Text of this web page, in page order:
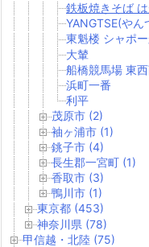
鉄板焼きそば
YANGTSE(やん
東魁楼 シャポ
大輦
船橋競馬場 東
浜町一番
利平
茂原市 (2)
袖ヶ浦市 (1)
銚子市 (4)
長生郡一宮町 (1)
香取市 (3)
鴨川市 (1)
東京都 (453)
神奈川県 (78)
甲信越・北陸 (75)